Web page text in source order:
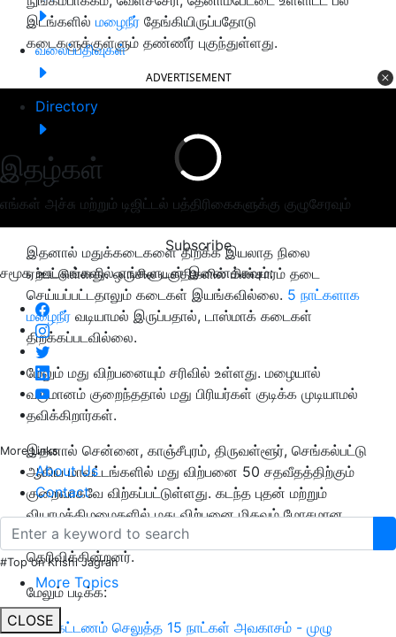
வலைப்பதிவுகள்
Directory
இதழ்கள்
எங்கள் அச்சு மற்றும் டிஜிட்டல் பத்திரிகைகளுக்கு குழுசேரவும்
Subscribe
சமூக ஊடகங்களில் எங்களுடன் இணைக்கவும்:
More Links
About Us
Contact
#Top on Krishi Jagran
More Topics
CLOSE
இடங்களில் மழைநீர் தேங்கியிருப்பதோடு
கடைகளுக்குள்ளும் தண்ணீர் புகுந்துள்ளது.
ADVERTISEMENT
இதனால் மதுக்கடைகளை திறக்க இயலாத நிலை
ஏற்பட்டுள்ளது. ஒருசில பகுதிகளில் மின்சாரம் தடை
செய்யப்பட்டதாலும் கடைகள் இயங்கவில்லை. 5 நாட்களாக
மழைநீர் வடியாமல் இருப்பதால், டாஸ்மாக் கடைகள்
திறக்கப்படவில்லை.
மேலும் மது விற்பனையும் சரிவில் உள்ளது. மழையால்
வருமானம் குறைந்ததால் மது பிரியர்கள் குடிக்க முடியாமல்
தவிக்கிறார்கள்.
இதனால் சென்னை, காஞ்சீபுரம், திருவள்ளூர், செங்கல்பட்டு
ஆகிய மாவட்டங்களில் மது விற்பனை 50 சதவீதத்திற்கும்
குறைவாகவே விற்கப்பட்டுள்ளது. கடந்த புதன் மற்றும்
வியாழக்கிழமைகளில் மது விற்பனை மிகவும் மோசமான
அளவில் இருந்ததாக டாஸ்மாக் விற்பனையாளர்கள்
தெரிவிக்கின்றனர்.
மேலும் படிக்க:
மின் கட்டணம் செலுத்த 15 நாட்கள் அவகாசம் - முழு